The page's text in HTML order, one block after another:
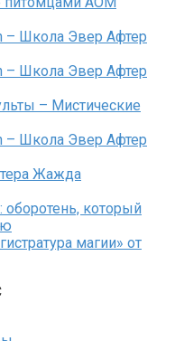
– Школа Эвер Афтер
– Школа Эвер Афтер
– Мистические
– Школа Эвер Афтер
Жажда
оборотень, который
магии» от